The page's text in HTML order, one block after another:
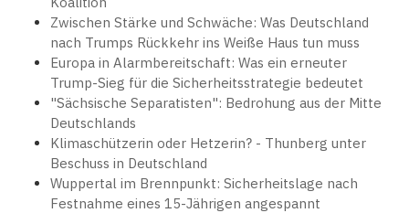
Zwischen Stärke und Schwäche: Was Deutschland
nach Trumps Rückkehr ins Weiße Haus tun muss
Europa in Alarmbereitschaft: Was ein erneuter
Trump-Sieg für die Sicherheitsstrategie bedeutet
"Sächsische Separatisten": Bedrohung aus der Mitte
Deutschlands
Klimaschützerin oder Hetzerin? - Thunberg unter
Beschuss in Deutschland
Wuppertal im Brennpunkt: Sicherheitslage nach
Festnahme eines 15-Jährigen angespannt